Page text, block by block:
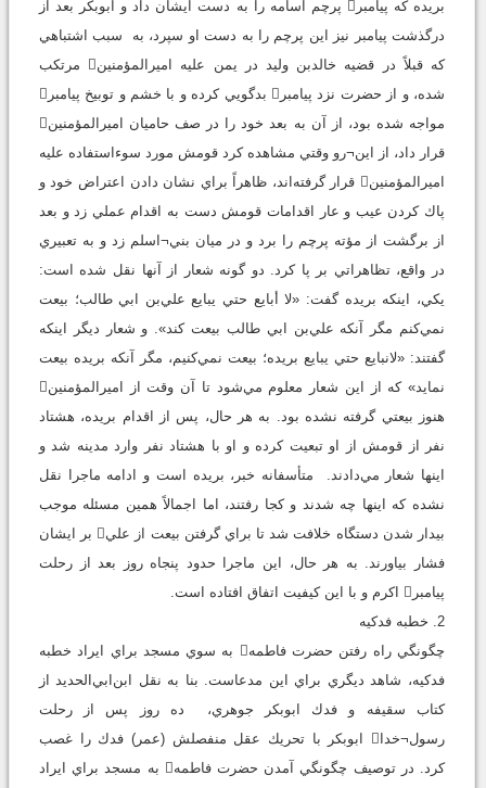
بريده كه پيامبر پرچم اسامه را به دست ايشان داد و ابوبكر بعد از
درگذشت پيامبر نيز اين پرچم را به دست او سپرد، به سبب اشتباهي
كه قبلاً در قضيه خالد‌بن وليد در يمن عليه اميرالمؤمنين مرتكب
شده، و از حضرت نزد پيامبر بدگويي كرده و با خشم و توبيخ پيامبر
مواجه شده بود، از آن به بعد خود را در صف حاميان اميرالمؤمنين
قرار داد، از اين¬رو وقتي مشاهده كرد قومش مورد سوءاستفاده عليه
اميرالمؤمنين قرار گرفته‌اند، ظاهراً براي نشان دادن اعتراض خود و
پاك كردن عيب و عار اقدامات قومش دست به اقدام عملي زد و بعد
از برگشت از مؤته پرچم را برد و در ميان بني¬اسلم زد و به تعبيري
در واقع، تظاهراتي بر پا كرد. دو گونه شعار از آنها نقل شده است:
يكي، اينكه بريده گفت: «لا أبايع حتي يبايع علي‌بن ابي طالب؛ بيعت
نمي‌كنم مگر آنكه علي‌بن ابي طالب بيعت كند». و شعار ديگر اينكه
گفتند: «لانبايع حتي يبايع بريده؛ بيعت نمي‌كنيم، مگر آنكه بريده بيعت
نمايد» كه از اين شعار معلوم مي‌شود تا آن وقت از اميرالمؤمنين
هنوز بيعتي گرفته نشده بود. به هر حال، پس از اقدام بريده، هشتاد
نفر از قومش از او تبعيت كرده و او با هشتاد نفر وارد مدينه شد و
اينها شعار مي‌دادند. متأسفانه خبر، بريده است و ادامه ماجرا نقل
نشده كه اينها چه شدند و كجا رفتند، اما اجمالاً همين مسئله موجب
بيدار شدن دستگاه خلافت شد تا براي گرفتن بيعت از علي بر ايشان
فشار بياورند. به هر حال، اين ماجرا حدود پنجاه روز بعد از رحلت
پيامبر اكرم و با اين كيفيت اتفاق افتاده است.
2. خطبه فدكيه
چگونگي راه رفتن حضرت فاطمه به سوي مسجد براي ايراد خطبه
فدكيه، شاهد ديگري براي اين مدعاست. بنا به نقل ابن‌ابي‌الحديد از
كتاب سقيفه و فدك ابوبكر جوهري، ده روز پس از رحلت
رسول¬خدا ابوبكر با تحريك عقل منفصلش (عمر) فدك را غصب
كرد. در توصيف چگونگي آمدن حضرت فاطمه به مسجد براي ايراد